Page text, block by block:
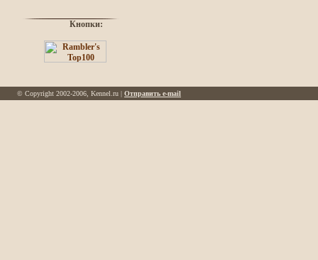
Кнопки:
© Copyright 2002-2006, Kennel.ru | Отправить e-mail